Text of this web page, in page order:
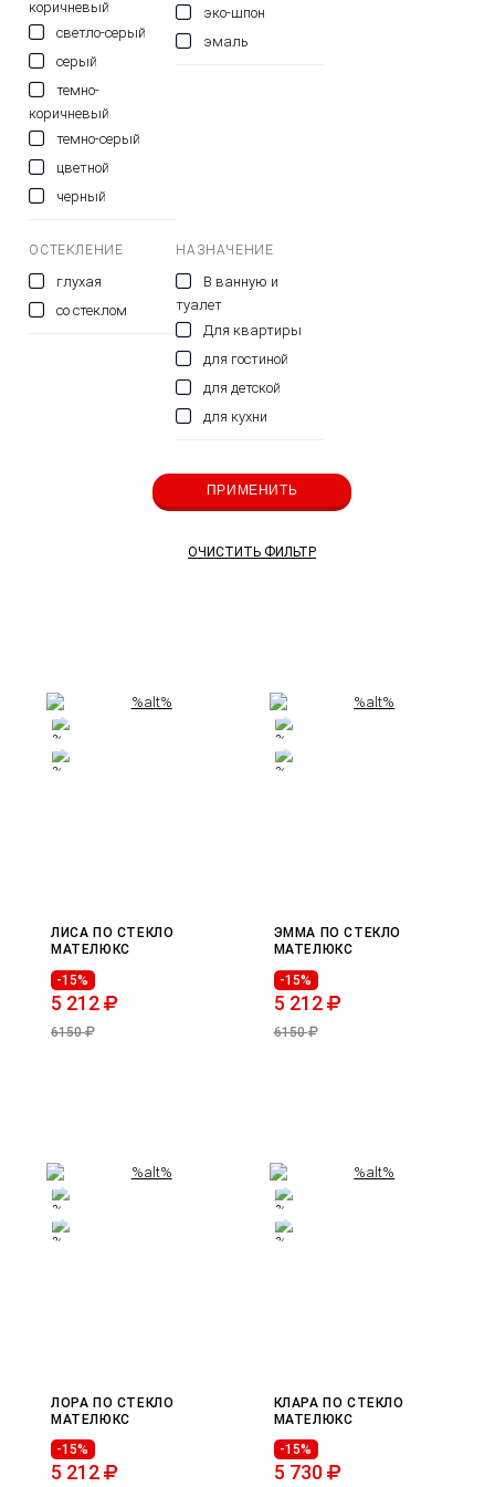
коричневый
светло-серый
серый
темно-
коричневый
темно-серый
цветной
черный
эко-шпон
эмаль
ОСТЕКЛЕНИЕ
глухая
со стеклом
НАЗНАЧЕНИЕ
В ванную и
туалет
Для квартиры
для гостиной
для детской
для кухни
ПРИМЕНИТЬ
ОЧИСТИТЬ ФИЛЬТР
ЛИСА ПО СТЕКЛО
МАТЕЛЮКС
-15%
5 212
6150
ЭММА ПО СТЕКЛО
МАТЕЛЮКС
-15%
5 212
6150
ЛОРА ПО СТЕКЛО
МАТЕЛЮКС
-15%
5 212
КЛАРА ПО СТЕКЛО
МАТЕЛЮКС
-15%
5 730